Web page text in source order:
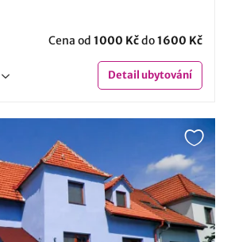
Cena od 1000 Kčdo1600 Kč
Detailubytování